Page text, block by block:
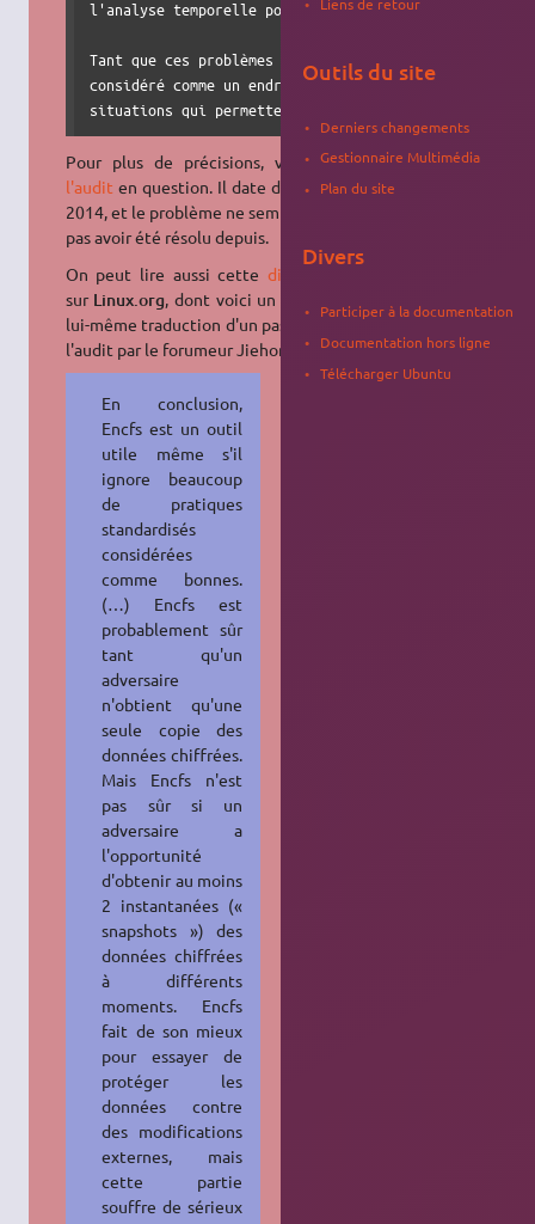
l'analyse temporelle pour récupérer des informations.
Tant que ces problèmes ne sont pas résolus, encfs
considéré comme un endroit sûr pour les données
situations qui permettent ce type d'attaques.
Pour plus de précisions, voir (en)
l'audit en question. Il date de février
2014, et le problème ne semble donc
pas avoir été résolu depuis.
On peut lire aussi cette discussion
sur Linux.org , dont voici un
lui-même traduction d'un passage de
l'audit par le forumeur Jiehong :
En conclusion,
Encfs est un outil
utile même s'il
ignore beaucoup
de pratiques
standardisés
considérées
comme bonnes.
(…) Encfs est
probablement sûr
tant qu'un
adversaire
n'obtient qu'une
seule copie des
données chiffrées.
Mais Encfs n'est
pas sûr si un
adversaire a
l'opportunité
d'obtenir au moins
2 instantanées («
snapshots ») des
données chiffrées
à différents
moments. Encfs
fait de son mieux
pour essayer de
protéger les
données contre
des modifications
externes, mais
cette partie
souffre de sérieux
Outils du site
Derniers changements
Gestionnaire Multimédia
Plan du site
Divers
Participer à la documentation
Documentation hors ligne
Télécharger Ubuntu